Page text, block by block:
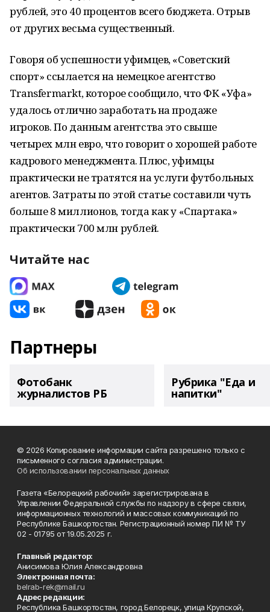
рублей, это 40 процентов всего бюджета. Отрыв
от других весьма существенный.
Говоря об успешности уфимцев, «Советский
спорт» ссылается на немецкое агентство
Transfermarkt, которое сообщило, что ФК «Уфа»
удалось отлично заработать на продаже
игроков. По данным агентства это свыше
четырех млн евро, что говорит о хорошей работе
кадрового менеджмента. Плюс, уфимцы
практически не тратятся на услуги футбольных
агентов. Затраты по этой статье составили чуть
больше 8 миллионов, тогда как у «Спартака»
практически 700 млн рублей.
Читайте нас
Партнеры
Фотобанк
журналистов РБ
Рубрика "Еда и
напитки"
© 2026 Копирование информации сайта разрешено только с
письменного согласия администрации.
Об использовании персональных данных
Газета «Белорецкий рабочий» зарегистрирована в
Управлении Федеральной службы по надзору в сфере связи,
информационных технологий и массовых коммуникаций по
Республике Башкортостан. Регистрационный номер ПИ № ТУ
02 - 01795 от 19.05.2025 г.
Главный редактор:
Анисимова Юлия Александровна
Электронная почта:
belrab-rek@mail.ru
Адрес редакции:
Республика Башкортостан, город Белорецк, улица Крупской,